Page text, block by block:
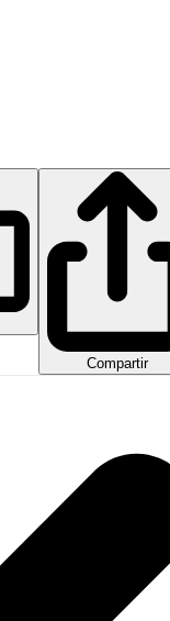
Compartir